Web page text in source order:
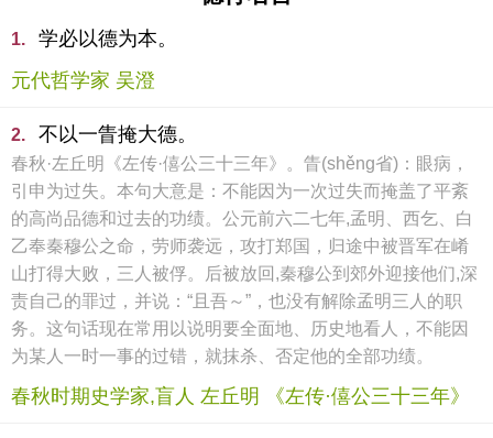
1.
学必以德为本。
元代哲学家 吴澄
2. 不以一眚掩大德。
春秋·左丘明《左传·僖公三十三年》。眚(shěng省)：眼病，
引申为过失。本句大意是：不能因为一次过失而掩盖了平紊
的高尚品德和过去的功绩。公元前六二七年,孟明、西乞、白
乙奉秦穆公之命，劳师袭远，攻打郑国，归途中被晋军在崤
山打得大败，三人被俘。后被放回,秦穆公到郊外迎接他们,深
责自己的罪过，并说：“且吾～”，也没有解除孟明三人的职
务。这句话现在常用以说明要全面地、历史地看人，不能因
为某人一时一事的过错，就抹杀、否定他的全部功绩。
春秋时期史学家,盲人 左丘明 《左传·僖公三十三年》